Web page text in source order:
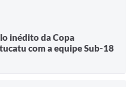
inédito da Copa
com a equipe Sub-18